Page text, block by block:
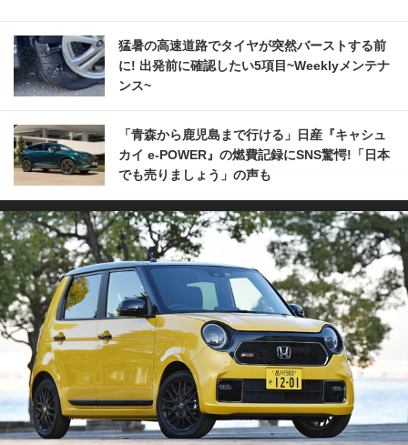
猛暑の高速道路でタイヤが突然バーストする前
に! 出発前に確認したい5項目~Weeklyメンテナ
ンス~
「青森から鹿児島まで行ける」日産『キャシュ
カイ e-POWER』の燃費記録にSNS驚愕!「日本
でも売りましょう」の声も